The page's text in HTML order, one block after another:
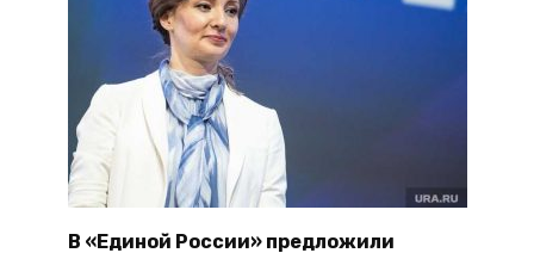
В «Единой России» предложили